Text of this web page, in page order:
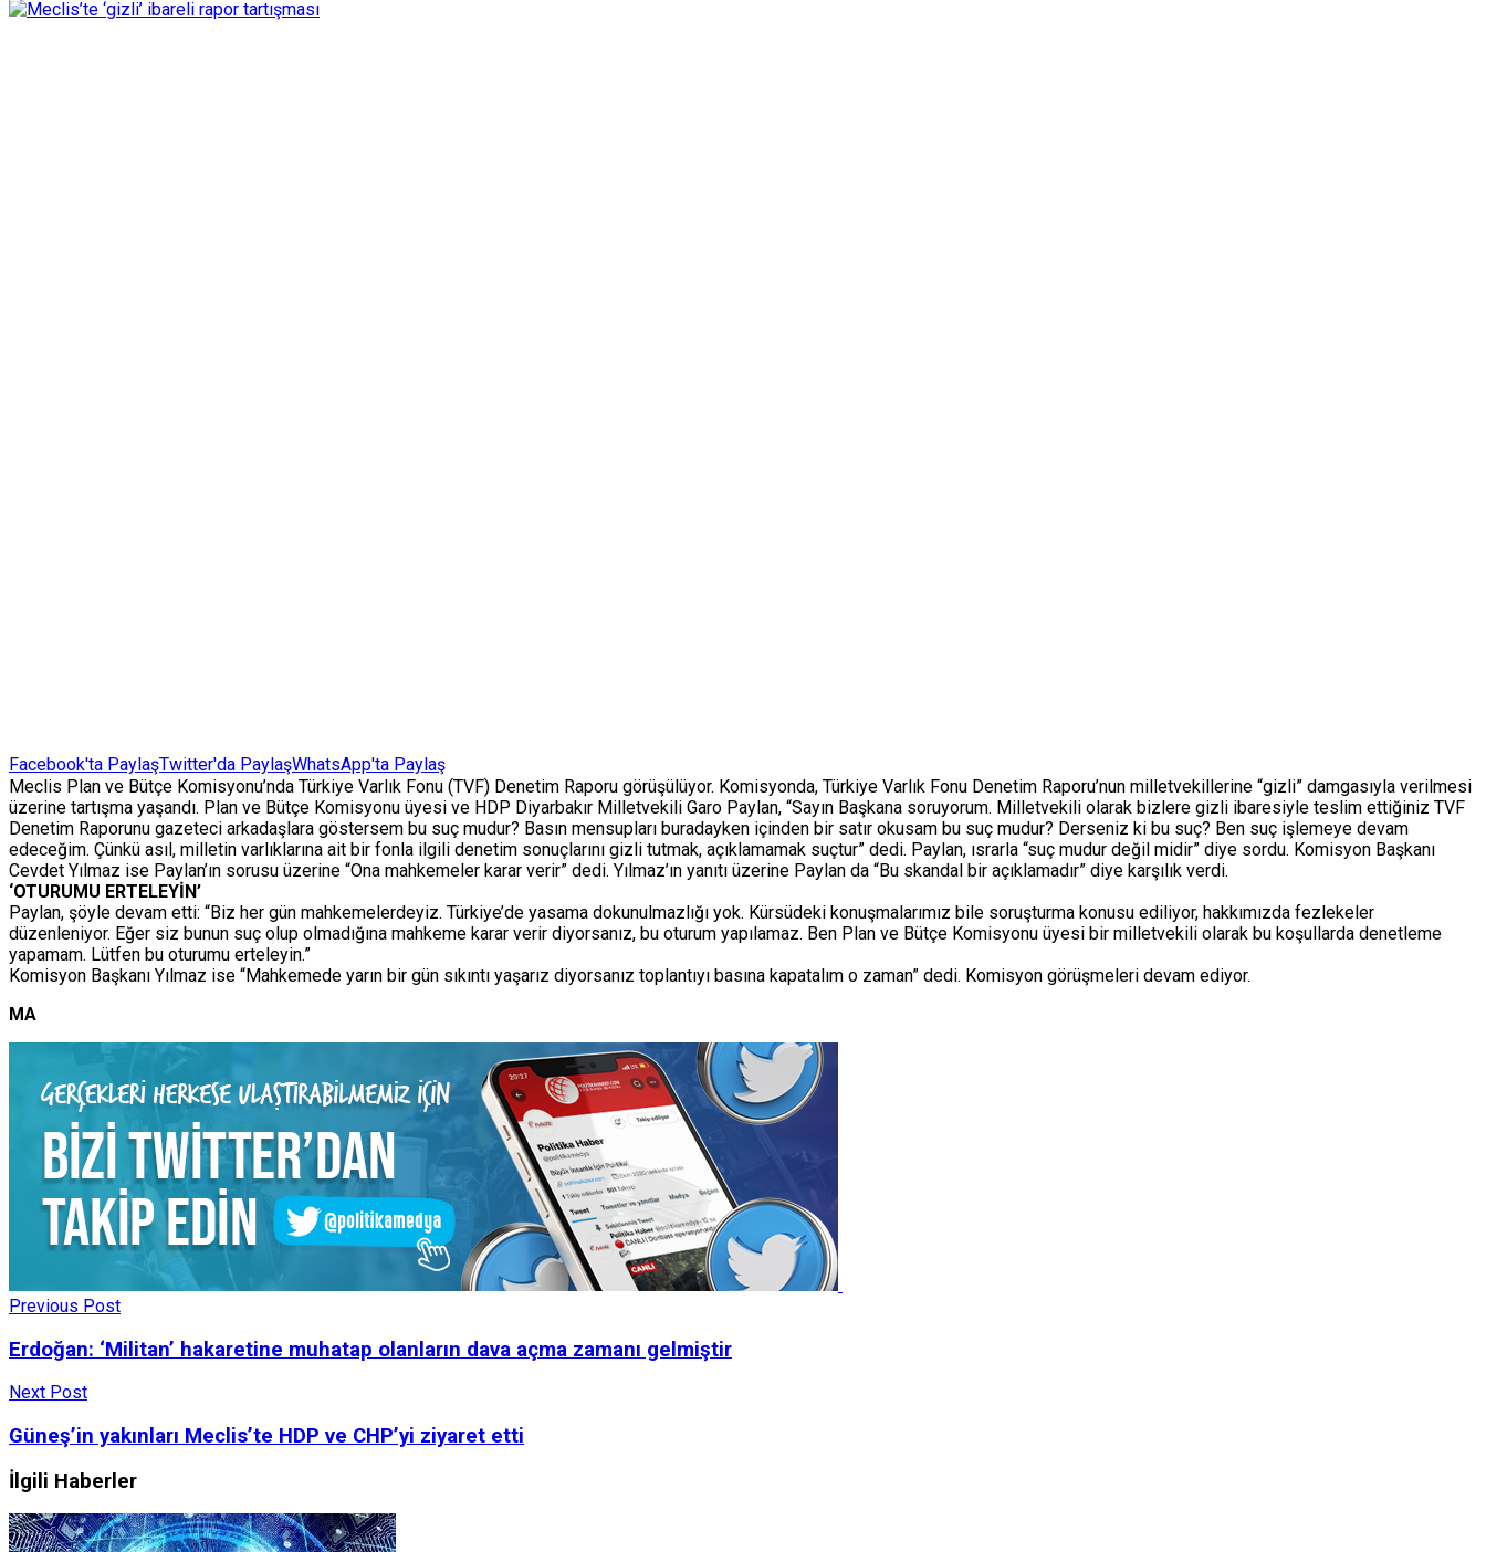
Facebook'ta PaylaşTwitter'da PaylaşWhatsApp'ta Paylaş
Meclis Plan ve Bütçe Komisyonu’nda Türkiye Varlık Fonu (TVF) Denetim Raporu görüşülüyor. Komisyonda, Türkiye Varlık Fonu Denetim Raporu’nun milletvekillerine “gizli” damgasıyla verilmesi
üzerine tartışma yaşandı. Plan ve Bütçe Komisyonu üyesi ve HDP Diyarbakır Milletvekili Garo Paylan, “Sayın Başkana soruyorum. Milletvekili olarak bizlere gizli ibaresiyle teslim ettiğiniz TVF
Denetim Raporunu gazeteci arkadaşlara göstersem bu suç mudur? Basın mensupları buradayken içinden bir satır okusam bu suç mudur? Derseniz ki bu suç? Ben suç işlemeye devam
edeceğim. Çünkü asıl, milletin varlıklarına ait bir fonla ilgili denetim sonuçlarını gizli tutmak, açıklamamak suçtur” dedi. Paylan, ısrarla “suç mudur değil midir” diye sordu. Komisyon Başkanı
Cevdet Yılmaz ise Paylan’ın sorusu üzerine “Ona mahkemeler karar verir” dedi. Yılmaz’ın yanıtı üzerine Paylan da “Bu skandal bir açıklamadır” diye karşılık verdi.
‘OTURUMU ERTELEYİN’
Paylan, şöyle devam etti: “Biz her gün mahkemelerdeyiz. Türkiye’de yasama dokunulmazlığı yok. Kürsüdeki konuşmalarımız bile soruşturma konusu ediliyor, hakkımızda fezlekeler
düzenleniyor. Eğer siz bunun suç olup olmadığına mahkeme karar verir diyorsanız, bu oturum yapılamaz. Ben Plan ve Bütçe Komisyonu üyesi bir milletvekili olarak bu koşullarda denetleme
yapamam. Lütfen bu oturumu erteleyin.”
Komisyon Başkanı Yılmaz ise “Mahkemede yarın bir gün sıkıntı yaşarız diyorsanız toplantıyı basına kapatalım o zaman” dedi. Komisyon görüşmeleri devam ediyor.
MA
Previous Post
Erdoğan: ‘Militan’ hakaretine muhatap olanların dava açma zamanı gelmiştir
Next Post
Güneş’in yakınları Meclis’te HDP ve CHP’yi ziyaret etti
İlgili Haberler